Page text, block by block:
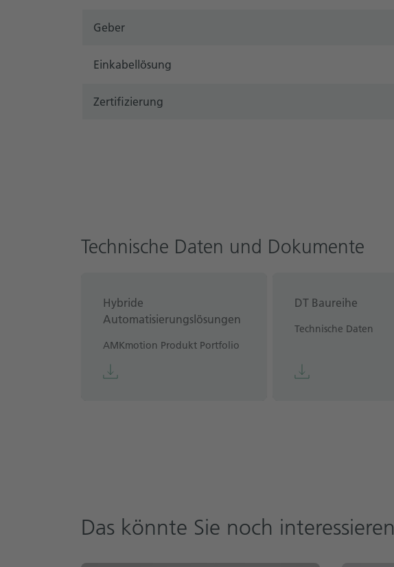
Geber
Einkabellösung
Zertifizierung
Technische Daten und Dokumente
Hybride
Automatisierungslösungen
AMKmotion Produkt Portfolio
DT Baureihe
Technische Daten
Das könnte Sie noch interessieren